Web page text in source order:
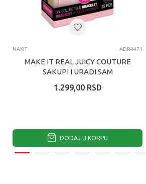
NAKIT ADR4471
MAKE IT REAL JUICY COUTURE
SAKUPI I URADI SAM
1.299,00 RSD
DODAJ U KORPU